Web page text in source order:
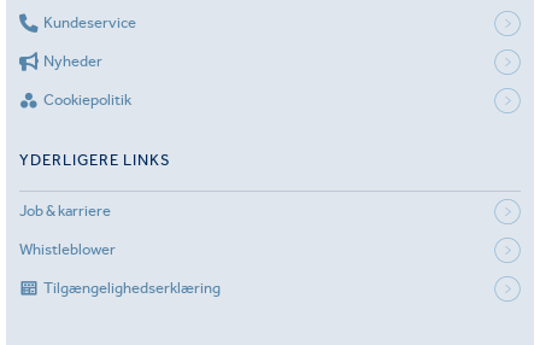
Kundeservice
Nyheder
Cookiepolitik
YDERLIGERE LINKS
Job & karriere
Whistleblower
Tilgængelighedserklæring